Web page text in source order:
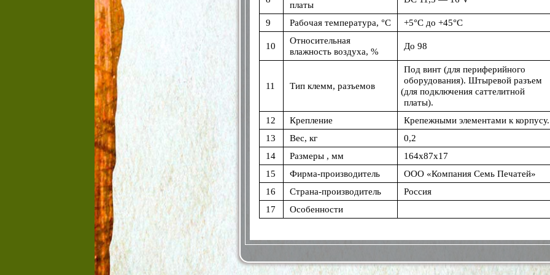
платы
9 Рабочая температура, °C +5°C до +45°C
10
Относительная
влажность воздуха, %
До 98
11 Тип клемм, разъемов
Под винт (дляпериферийного
оборудования). Штыревой разъем
(для подключения саттелитной
платы).
12
Крепление
Крепежными элементами к корпусу.
13
Вес, кг
0,2
14
Размеры , мм
164x87x17
15
Фирма-производитель ООО «КомпанияСемь Печатей»
16
Страна-производитель
Россия
17
Особенности